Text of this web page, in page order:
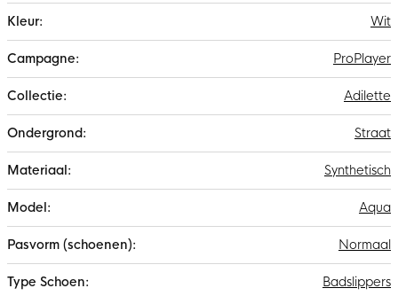
Wit
ProPlayer
Adilette
Straat
Synthetisch
Aqua
Normaal
Badslippers